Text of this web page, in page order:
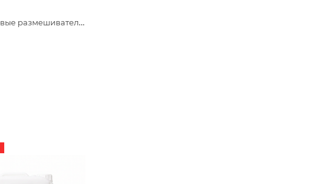
Одноразовые размешиватели для чая и кофе, 190х6х1,3